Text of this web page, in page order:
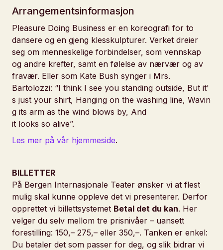
Arrangementsinformasjon
Pleasure Doing Business er en koreografi for to
dansere og en gjeng klesskulpturer. Verket dreier
seg om menneskelige forbindelser, som vennskap
og andre krefter, samt en følelse av nærvær og av
fravær. Eller som Kate Bush synger i Mrs.
Bartolozzi: “I think I see you standing outside, But it'
s just your shirt, Hanging on the washing line, Wavin
g its arm as the wind blows by, And
it looks so alive”.
Les mer på vår hjemmeside.
BILLETTER
På Bergen Internasjonale Teater ønsker vi at flest
mulig skal kunne oppleve det vi presenterer. Derfor
opprettet vi billettsystemet Betal det du kan. Her
velger du selv mellom tre prisnivåer – uansett
forestilling: 150,– 275,– eller 350,–. Tanken er enkel:
Du betaler det som passer for deg, og slik bidrar vi